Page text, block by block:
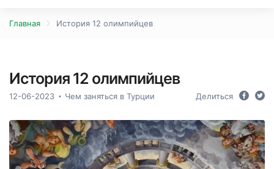
Главная История 12 олимпийцев
История 12 олимпийцев
12-06-2023 Чем заняться в Турции Делиться